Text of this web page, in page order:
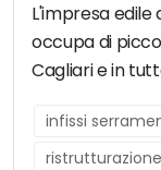
L'impresa edile
occupa di
Cagliari e in
infissi
ristrutturazione